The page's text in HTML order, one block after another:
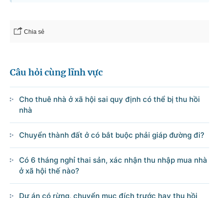
Chia sẻ
Câu hỏi cùng lĩnh vực
Cho thuê nhà ở xã hội sai quy định có thể bị thu hồi
nhà
Chuyển thành đất ở có bắt buộc phải giáp đường đi?
Có 6 tháng nghỉ thai sản, xác nhận thu nhập mua nhà
ở xã hội thế nào?
Dự án có rừng, chuyển mục đích trước hay thu hồi